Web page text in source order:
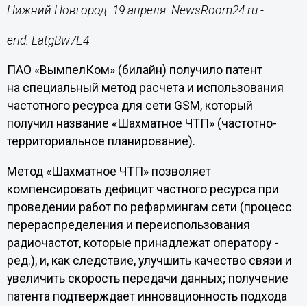
Нижний Новгород. 19 апреля. NewsRoom24.ru -
erid: LatgBw7E4
ПАО «ВымпелКом» (билайн) получило патент
на специальный метод расчета и использования
частотного ресурса для сети GSM, который
получил название «Шахматное ЧТП» (частотно-
территориальное планирование).
Метод «Шахматное ЧТП» позволяет
компенсировать дефицит частного ресурса при
проведении работ по рефармингам сети (процесс
перераспределения и переиспользования
радиочастот, которые принадлежат оператору -
ред.), и, как следствие, улучшить качество связи и
увеличить скорость передачи данных; получение
патента подтверждает инновационность подхода